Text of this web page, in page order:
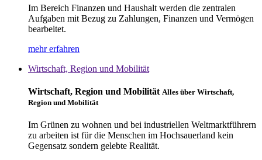
Im Bereich Finanzen und Haushalt werden die zentralen
Aufgaben mit Bezug zu Zahlungen, Finanzen und Vermögen
bearbeitet.
mehr erfahren
Wirtschaft, Region und Mobilität
Wirtschaft, Region und Mobilität Alles über Wirtschaft,
Region und Mobilität
Im Grünen zu wohnen und bei industriellen Weltmarktführern
zu arbeiten ist für die Menschen im Hochsauerland kein
Gegensatz sondern gelebte Realität.